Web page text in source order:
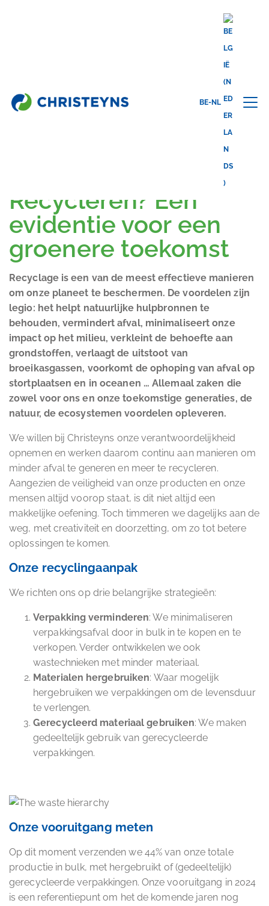
BE-NL
Recycleren? Een
evidentie voor een
groenere toekomst
Recyclage is een van de meest effectieve manieren
om onze planeet te beschermen. De voordelen zijn
legio: het helpt natuurlijke hulpbronnen te
behouden, vermindert afval, minimaliseert onze
impact op het milieu, verkleint de behoefte aan
grondstoffen, verlaagt de uitstoot van
broeikasgassen, voorkomt de ophoping van afval op
stortplaatsen en in oceanen … Allemaal zaken die
zowel voor ons en onze toekomstige generaties, de
natuur, de ecosystemen voordelen opleveren.
We willen bij Christeyns onze verantwoordelijkheid
opnemen en werken daarom continu aan manieren om
minder afval te generen en meer te recycleren.
Aangezien de veiligheid van onze producten en onze
mensen altijd voorop staat, is dit niet altijd een
makkelijke oefening. Toch timmeren we dagelijks aan de
weg, met creativiteit en doorzetting, om zo tot betere
oplossingen te komen.
Onze recyclingaanpak
We richten ons op drie belangrijke strategieën:
Verpakking verminderen: We minimaliseren
verpakkingsafval door in bulk in te kopen en te
verkopen. Verder ontwikkelen we ook
wastechnieken met minder materiaal.
Materialen hergebruiken: Waar mogelijk
hergebruiken we verpakkingen om de levensduur
te verlengen.
Gerecycleerd materiaal gebruiken: We maken
gedeeltelijk gebruik van gerecycleerde
verpakkingen.
Onze vooruitgang meten
Op dit moment verzenden we 44% van onze totale
productie in bulk, met hergebruikt of (gedeeltelijk)
gerecycleerde verpakkingen. Onze vooruitgang in 2024
is een referentiepunt om het de komende jaren nog